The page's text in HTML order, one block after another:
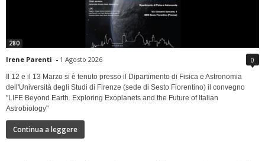
280
Irene Parenti - 1 Agosto 2026 0
Il 12 e il 13 Marzo si è tenuto presso il Dipartimento di Fisica e Astronomia
dell'Università degli Studi di Firenze (sede di Sesto Fiorentino) il convegno
"LIFE Beyond Earth. Exploring Exoplanets and the Future of Italian
Astrobiology"
Continua a leggere